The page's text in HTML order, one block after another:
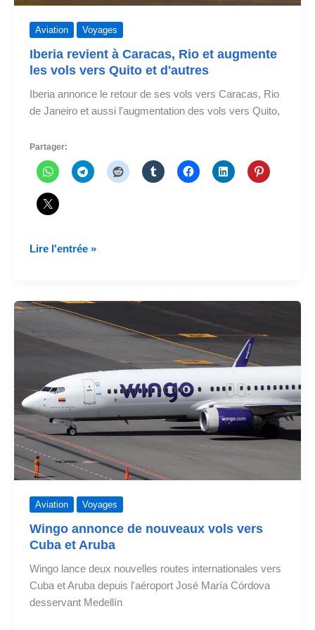
Aviation Voyages
Iberia revient à Caracas, Rio et augmente
les vols vers Quito et d'autres
Iberia annonce le retour de ses vols vers Caracas, Rio
de Janeiro et aussi l'augmentation des vols vers Quito,
Partager:
Iberia
Caracas,
et
augmente
vols
vers
Quito
et
d'autres
Lire l'entrée »
Aviation Voyages
Wingo annonce de nouveaux vols vers
Cuba et Aruba
Wingo lance deux nouvelles routes internationales vers
Cuba et Aruba depuis l'aéroport José María Córdova
desservant Medellín